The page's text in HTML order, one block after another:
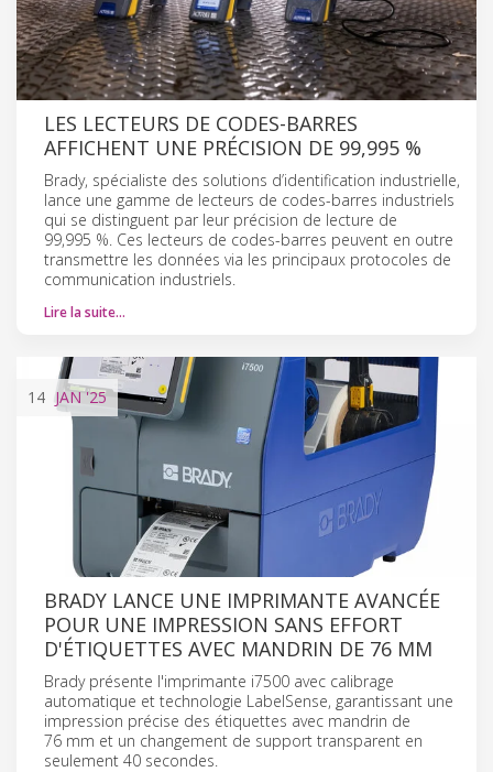
LES LECTEURS DE CODES-BARRES
AFFICHENT UNE PRÉCISION DE 99,995 %
Brady, spécialiste des solutions d’identification industrielle,
lance une gamme de lecteurs de codes-barres industriels
qui se distinguent par leur précision de lecture de
99,995 %. Ces lecteurs de codes-barres peuvent en outre
transmettre les données via les principaux protocoles de
communication industriels.
Lire la suite…
14 JAN'25
BRADY LANCE UNE IMPRIMANTE AVANCÉE
POUR UNE IMPRESSION SANS EFFORT
D'ÉTIQUETTES AVEC MANDRIN DE 76 MM
Brady présente l'imprimante i7500 avec calibrage
automatique et technologie LabelSense, garantissant une
impression précise des étiquettes avec mandrin de
76 mm et un changement de support transparent en
seulement 40 secondes.